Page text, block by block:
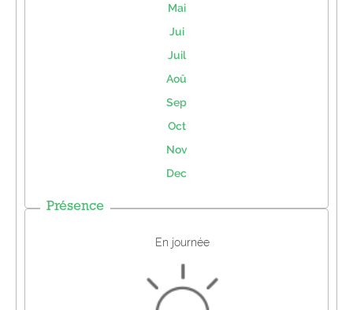
Mai
Jui
Juil
Aoû
Sep
Oct
Nov
Dec
Présence
En journée